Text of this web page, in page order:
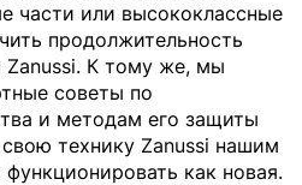
части или высококлассные
продолжительность
Zanussi. К тому же, мы
советы по
и методам его защиты
технику Zanussi нашим
как новая.